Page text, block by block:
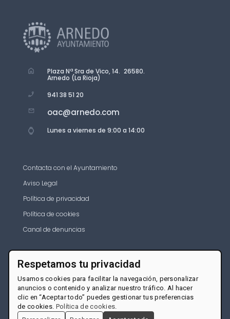
Plaza Nª Sra de Vico, 14. 26580.
Arnedo (La Rioja)
941 38 51 20
oac@arnedo.com
Lunes a viernes de 9:00 a 14:00
Contacta con el Ayuntamiento
Aviso Legal
Política de privacidad
Política de cookies
Canal de denuncias
Respetamos tu privacidad
Usamos cookies para facilitar la navegación, personalizar
anuncios o contenido y analizar nuestro tráfico. Al hacer
clic en “Aceptar todo” puedes gestionar tus preferencias
de cookies. Política de cookies.